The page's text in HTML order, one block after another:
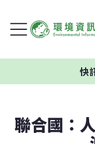
快訊
聯合國：